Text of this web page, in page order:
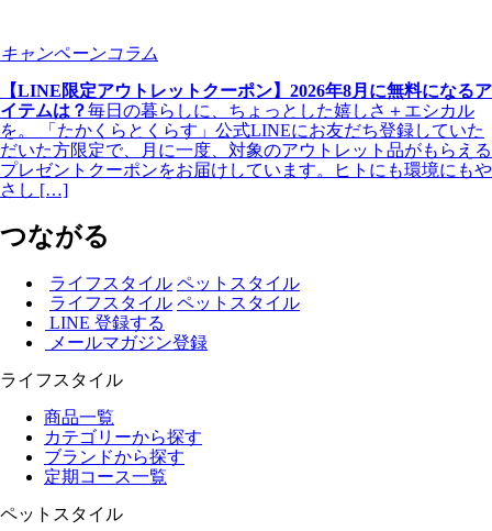
キャンペーンコラム
【LINE限定アウトレットクーポン】2026年8月に無料になるア
イテムは？毎日の暮らしに、ちょっとした嬉しさ＋エシカル
を。 「たかくらとくらす」公式LINEにお友だち登録していた
だいた方限定で、月に一度、対象のアウトレット品がもらえる
プレゼントクーポンをお届けしています。ヒトにも環境にもや
さし […]
つながる
ライフスタイル ペットスタイル
ライフスタイル ペットスタイル
LINE 登録する
メールマガジン登録
ライフスタイル
商品一覧
カテゴリーから探す
ブランドから探す
定期コース一覧
ペットスタイル